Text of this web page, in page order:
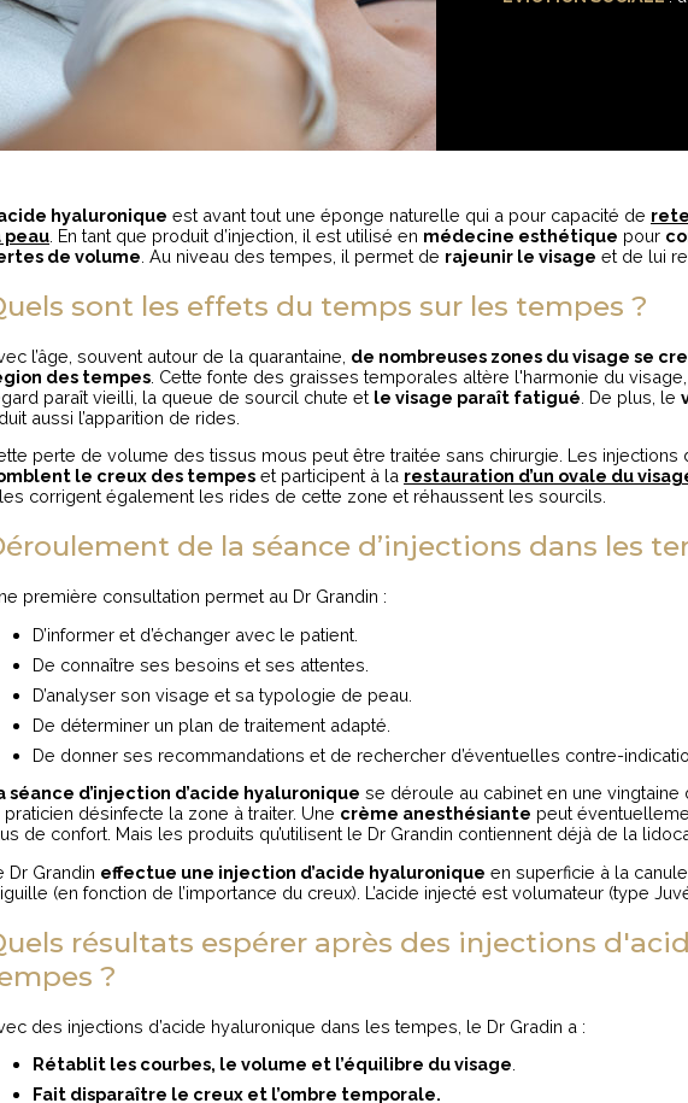
hyaluronique est avant tout une éponge naturelle qui a pour capacité de
peau . En tant que produit d’injection, il est utilisé en médecine esthétique pour
de volume . Au niveau des tempes, il permet de rajeunir le visage et de lui
sont les effets du temps sur les tempes ?
l’âge, souvent autour de la quarantaine, de nombreuses zones du visage se
des tempes . Cette fonte des graisses temporales altère l'harmonie du
paraît vieilli, la queue de sourcil chute et le visage paraît fatigué . De plus, le
aussi l’apparition de rides.
perte de volume des tissus mous peut être traitée sans chirurgie. Les injections
le creux des tempes et participent à la restauration d’un ovale du
corrigent également les rides de cette zone et réhaussent les sourcils.
de la séance d’injections dans les
première consultation permet au Dr Grandin :
D’informer et d’échanger avec le patient.
De connaître ses besoins et ses attentes.
D’analyser son visage et sa typologie de peau.
De déterminer un plan de traitement adapté.
De donner ses recommandations et de rechercher d’éventuelles contre-
séance d’injection d’acide hyaluronique se déroule au cabinet en une vingtaine
praticien désinfecte la zone à traiter. Une crème anesthésiante peut
de confort. Mais les produits qu’utilisent le Dr Grandin contiennent déjà de la
Dr Grandin effectue une injection d’acide hyaluronique en superficie à la
(en fonction de l’importance du creux). L’acide injecté est volumateur (type
résultats espérer après des injections
?
des injections d’acide hyaluronique dans les tempes, le Dr Gradin a :
Rétablit les courbes, le volume et l’équilibre du visage
Fait disparaître le creux et l’ombre temporale.